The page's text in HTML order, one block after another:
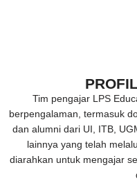
Tim pengajar LPS
berpengalaman, termasuk
dan alumni dari UI, ITB,
lainnya yang telah
diarahkan untuk mengajar